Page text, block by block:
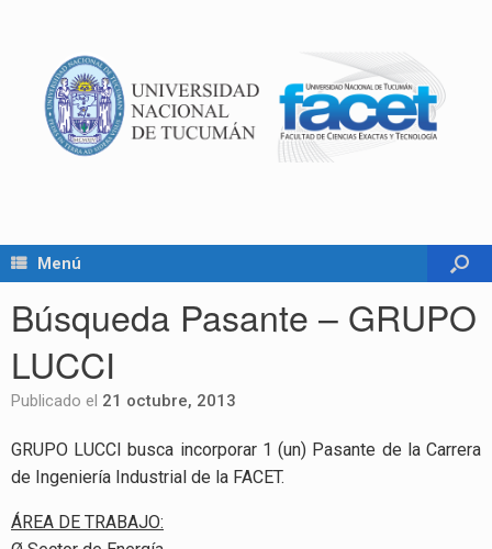
Menú
Búsqueda Pasante – GRUPO
LUCCI
Publicado el 21 octubre, 2013
GRUPO LUCCI busca incorporar 1 (un) Pasante de la Carrera
de Ingeniería Industrial de la FACET.
ÁREA DE TRABAJO: